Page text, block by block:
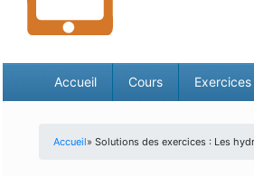
Accueil Cours Exercices
Accueil» Solutions des exercices : Les